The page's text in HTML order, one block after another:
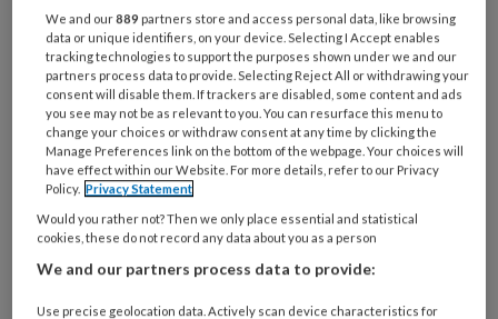
6 FEBRUARI 2014
Aparte jongens- en
meisjesklassen hebben
geen effect
We and our889 partners store and access personal data, like browsing
data or unique identifiers, on your device. Selecting I Accept enables
tracking technologies to support the purposes shown under we and our
partners process data to provide. Selecting Reject All or withdrawing your
consent will disable them. If trackers are disabled, some content and ads
you see may not be as relevant to you. You can resurface this menu to
change your choices or withdraw consent at any time by clicking the
Manage Preferences link on the bottom of the webpage. Your choices will
have effect within our Website. For more details, refer to our Privacy
Policy. Privacy Statement
Would you rather not? Then we only place essential and statistical
cookies, these do not record any data about you as a person
We and our partners process data to provide:
Use precise geolocation data. Actively scan device characteristics for